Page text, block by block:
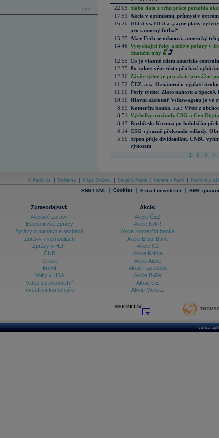
více...
22:05 Slabá data z trhu práce pomohla
17:51
Akcie v optimismu, průmysl v
16:20 UEFA vs. FIFA a „tajné plány
pro samotný fotbal“
15:35
Akce Fedu se odsouvá, americký
14:46 Vysychající řeky a ničivé požáry v
finanční trhy
12:55 Co je vlastně cílem americké
12:35 Po raketovém růstu přichází
12:26
Závěr týdne je pro akcie převážně
11:52 ČEZ, a.s.: Oznámení o výplatě
11:00 Perly týdne: Zlato nahoru a SpaceX
10:30 Hlavní akcionář Volkswagenu je ve
8:59 Komerční banka, a.s.: Výpis z
8:51
Výsledky oznámily CSG a Gen
8:47 Rozbřesk: Koruna po holubičím
8:14 CSG výrazně překonala odhady.
5:50 Srpen přeje dividendám. CNBC
výnosem
1 2 3 4
O Patria.cz Reklama Mapa Stránek Skupina Patria Kariéra v Patrii Podmínky
RSS / XML | Cookies | E-mail newsletter | SMS
Zpravodajství:
Akciové zprávy
Ekonomické zprávy
Zprávy o měnách a sazbách
Zprávy o komoditách
Zprávy o HDP
ČNB
Grexit
Brexit
Volby v USA
Video zpravodajství
Investiční komentáře
Akcie:
Akcie ČEZ
Akcie NWR
Akcie Komerční banka
Akcie Erste Bank
Akcie O2
Akcie Kofola
Akcie Apple
Akcie Facebook
Akcie BMW
Akcie GE
Akcie Moneta
Tvorba